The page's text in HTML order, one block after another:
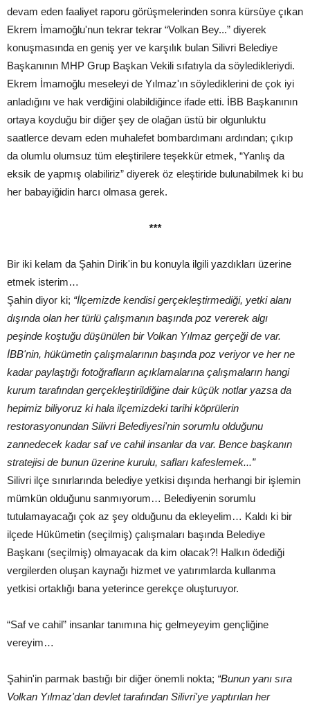
devam eden faaliyet raporu görüşmelerinden sonra kürsüye çıkan
Ekrem İmamoğlu'nun tekrar tekrar “Volkan Bey...” diyerek
konuşmasında en geniş yer ve karşılık bulan Silivri Belediye
Başkanının MHP Grup Başkan Vekili sıfatıyla da söyledikleriydi.
Ekrem İmamoğlu meseleyi de Yılmaz'ın söylediklerini de çok iyi
anladığını ve hak verdiğini olabildiğince ifade etti. İBB Başkanının
ortaya koyduğu bir diğer şey de olağan üstü bir olgunluktu
saatlerce devam eden muhalefet bombardımanı ardından; çıkıp
da olumlu olumsuz tüm eleştirilere teşekkür etmek, “Yanlış da
eksik de yapmış olabiliriz” diyerek öz eleştiride bulunabilmek ki bu
her babayiğidin harcı olmasa gerek.
***
Bir iki kelam da Şahin Dirik'in bu konuyla ilgili yazdıkları üzerine
etmek isterim…
Şahin diyor ki; “İlçemizde kendisi gerçekleştirmediği, yetki alanı
dışında olan her türlü çalışmanın başında poz vererek algı
peşinde koştuğu düşünülen bir Volkan Yılmaz gerçeği de var.
İBB'nin, hükümetin çalışmalarının başında poz veriyor ve her ne
kadar paylaştığı fotoğrafların açıklamalarına çalışmaların hangi
kurum tarafından gerçekleştirildiğine dair küçük notlar yazsa da
hepimiz biliyoruz ki hala ilçemizdeki tarihi köprülerin
restorasyonundan Silivri Belediyesi'nin sorumlu olduğunu
zannedecek kadar saf ve cahil insanlar da var. Bence başkanın
stratejisi de bunun üzerine kurulu, safları kafeslemek...”
Silivri ilçe sınırlarında belediye yetkisi dışında herhangi bir işlemin
mümkün olduğunu sanmıyorum… Belediyenin sorumlu
tutulamayacağı çok az şey olduğunu da ekleyelim… Kaldı ki bir
ilçede Hükümetin (seçilmiş) çalışmaları başında Belediye
Başkanı (seçilmiş) olmayacak da kim olacak?! Halkın ödediği
vergilerden oluşan kaynağı hizmet ve yatırımlarda kullanma
yetkisi ortaklığı bana yeterince gerekçe oluşturuyor.
“Saf ve cahil” insanlar tanımına hiç gelmeyeyim gençliğine
vereyim…
Şahin'in parmak bastığı bir diğer önemli nokta; “Bunun yanı sıra
Volkan Yılmaz'dan devlet tarafından Silivri'ye yaptırılan her